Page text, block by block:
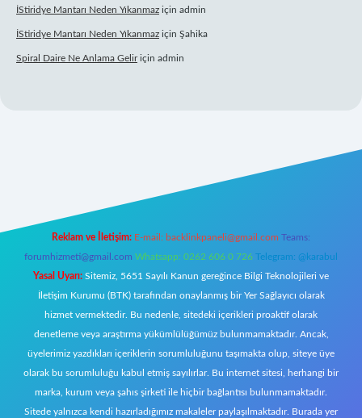
İStiridye Mantarı Neden Yıkanmaz için admin
İStiridye Mantarı Neden Yıkanmaz için Şahika
Spiral Daire Ne Anlama Geliriçin admin
Reklam ve İletişim: E-mail: backlinkpaneli@gmail.com Teams:
forumhizmeti@gmail.com Whatsapp: 0262 606 0 726 Telegram: @karabul
Yasal Uyarı: Sitemiz, 5651 Sayılı Kanun gereğince Bilgi Teknolojileri ve
İletişim Kurumu (BTK) tarafından onaylanmış bir Yer Sağlayıcı olarak
hizmet vermektedir. Bu nedenle, sitedeki içerikleri proaktif olarak
denetleme veya araştırma yükümlülüğümüz bulunmamaktadır. Ancak,
üyelerimiz yazdıkları içeriklerin sorumluluğunu taşımakta olup, siteye üye
olarak bu sorumluluğu kabul etmiş sayılırlar. Bu internet sitesi, herhangi bir
marka, kurum veya şahıs şirketi ile hiçbir bağlantısı bulunmamaktadır.
Sitede yalnızca kendi hazırladığımız makaleler paylaşılmaktadır. Burada yer